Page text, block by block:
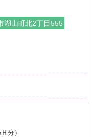
湖山町北2丁目555
分）